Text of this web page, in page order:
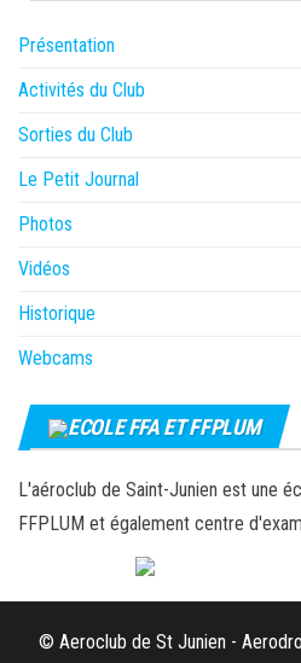
Présentation
Activités du Club
Sorties du Club
Le Petit Journal
Photos
Vidéos
Historique
Webcams
ECOLE FFA ET FFPLUM
L'aéroclub de Saint-Junien est une
FFPLUM et également centre
© Aeroclub de St Junien -